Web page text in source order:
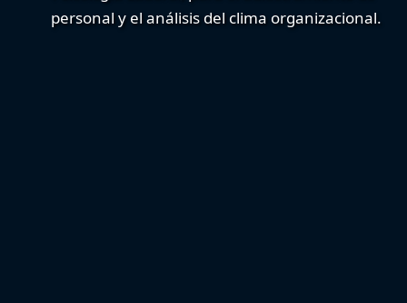
personal y el análisis del clima organizacional.